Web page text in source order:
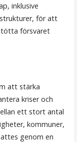
inklusive
för att
försvaret
att stärka
kriser och
ett stort antal
kommuner,
genom en